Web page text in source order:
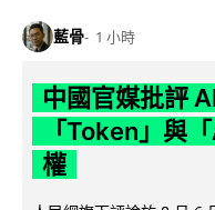
藍骨 1 小時
中國官媒批評
「Token」與
權